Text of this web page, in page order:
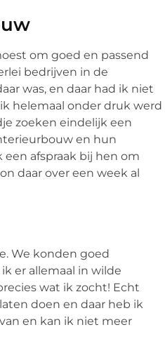
om goed en passend
bedrijven in de
was, en daar had ik niet
helemaal onder druk werd
zoeken eindelijk een
en hun
afspraak bij hen om
daar over een week al
We konden goed
er allemaal in wilde
wat ik zocht! Echt
doen en daar heb ik
en kan ik niet meer